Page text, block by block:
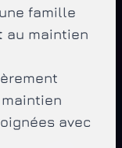
famille
au maintien
avec